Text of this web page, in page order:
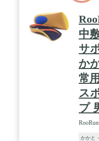
足を取り除き、アー
あなたの痛いかかと
し、和らげます。レ
方にフィットハイヒ
ソールやカスタムヒ
しい。アキレス腱炎
たはウェッジ。 / 【
コン超軽量】 プレミ
リップパッドが足へ
ル拍車または骨拍車
終日立ちに最適。こ
ンインサートは、女
のリフトを作る耐久
中
サ
か
常
ス
プ
かかと